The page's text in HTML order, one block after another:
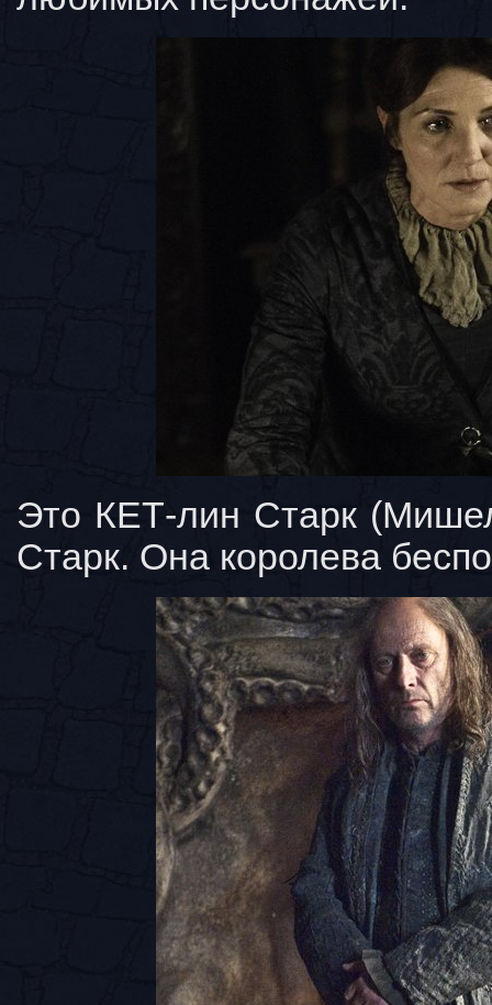
Это КЕТ-лин Старк
Старк. Она королева